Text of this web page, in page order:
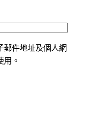
郵件地址及個人網
。